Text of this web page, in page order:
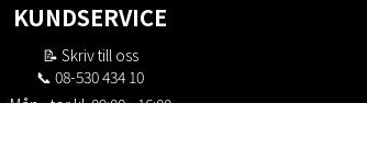
KUNDSERVICE
📝 Skriv till oss
📞 08-530 434 10
Mån - tor kl. 09:00 - 16:00